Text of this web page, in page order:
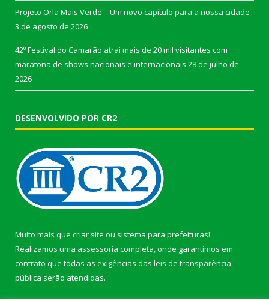
Projeto Orla Mais Verde – Um novo capítulo para a nossa cidade
3 de agosto de 2026
42º Festival do Camarão atrai mais de 20 mil visitantes com
maratona de shows nacionais e internacionais 28 de julho de
2026
DESENVOLVIDO POR CR2
Muito mais que criar site ou sistema para prefeituras!
Realizamos uma assessoria completa, onde garantimos em
contrato que todas as exigências das leis de transparência
pública serão atendidas.